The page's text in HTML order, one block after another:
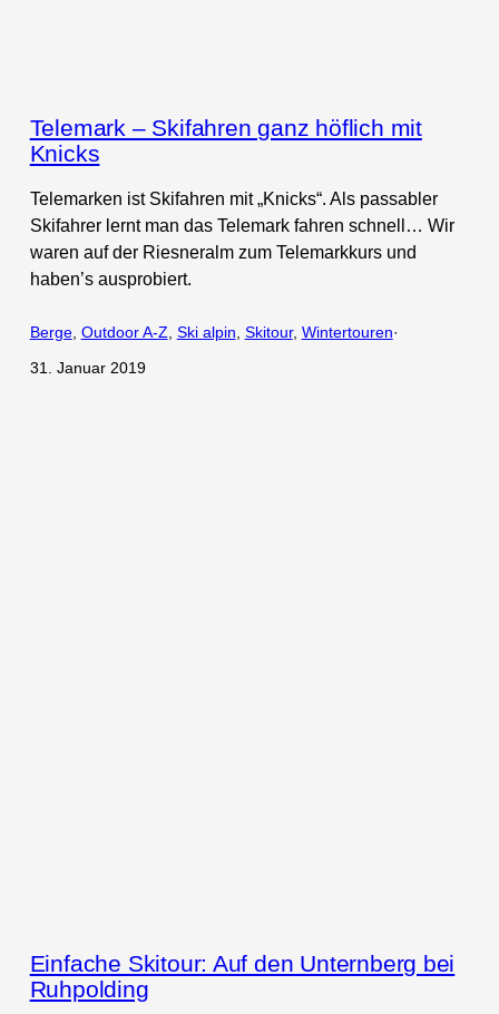
Telemark – Skifahren ganz höflich mit
Knicks
Telemarken ist Skifahren mit „Knicks“. Als passabler
Skifahrer lernt man das Telemark fahren schnell… Wir
waren auf der Riesneralm zum Telemarkkurs und
haben’s ausprobiert.
Berge, Outdoor A-Z Ski alpin Skitour, Wintertouren·
31. Januar 2019
Einfache Skitour: Auf den Unternberg bei
Ruhpolding